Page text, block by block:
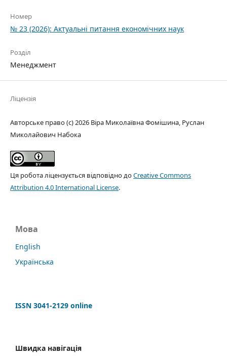
Номер
№ 23 (2026): Актуальні питання економічних наук
Розділ
Менеджмент
Ліцензія
Авторське право (c) 2026 Віра Миколаївна Фомішина, Руслан
Миколайович Набока
Ця робота ліцензується відповідно доCreative Commons
Attribution 4.0 International License.
Мова
English
Українська
ISSN 3041-2129 online
Швидка навігація